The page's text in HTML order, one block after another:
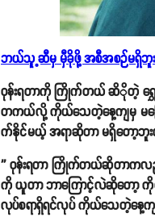
ဘယ်သူ့ဆီမှ မှီခိုဖို့ အစီအစဉ်မရှိ
ဝုန်းရတာကို ကြိုက်တယ် ဆိိုတဲ့ ရွှ
တကယ်လို့ ကိုယ်သေတဲ့နေ့ကျမှ မပြ
က်နိုင်မယ့် အရာဆိုတာ မရှိတော့ဘူး
'' ဝုန်းရတာ ကြိုက်တယ်ဆိုတာကလည်
ကို ယူတာ ဘာကြောင့်လဲဆိုတော့ ကို
လုပ်စရာရှိရင်လုပ် ကိုယ်သေတဲ့နေ့ကျ